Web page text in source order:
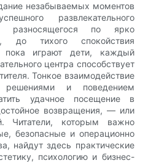
незабываемых моментов
развлекательного
разносящегося по ярко
до тихого спокойствия
пока играют дети, каждый
центра способствует
Тонкое взаимодействие
и поведением
удачное посещение в
возвращения, — или
Читатели, которым важно
безопасные и операционно
найдут здесь практические
психологию и бизнес-